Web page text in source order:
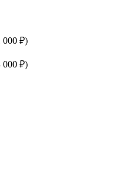
000 ₽)
000 ₽)